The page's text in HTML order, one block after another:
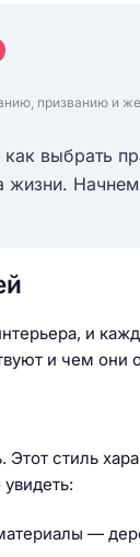
призванию и
выбрать
жизни.
и
и чем они
Этот стиль
—